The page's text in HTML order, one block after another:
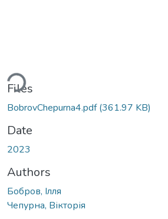
Files
BobrovChepurna4.pdf(361.97 KB)
Date
2023
Authors
Бобров, Ілля
Чепурна, Вікторія